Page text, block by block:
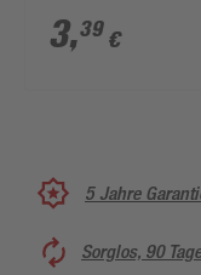
3,39 €
5 Jahre
Sorglos, 90